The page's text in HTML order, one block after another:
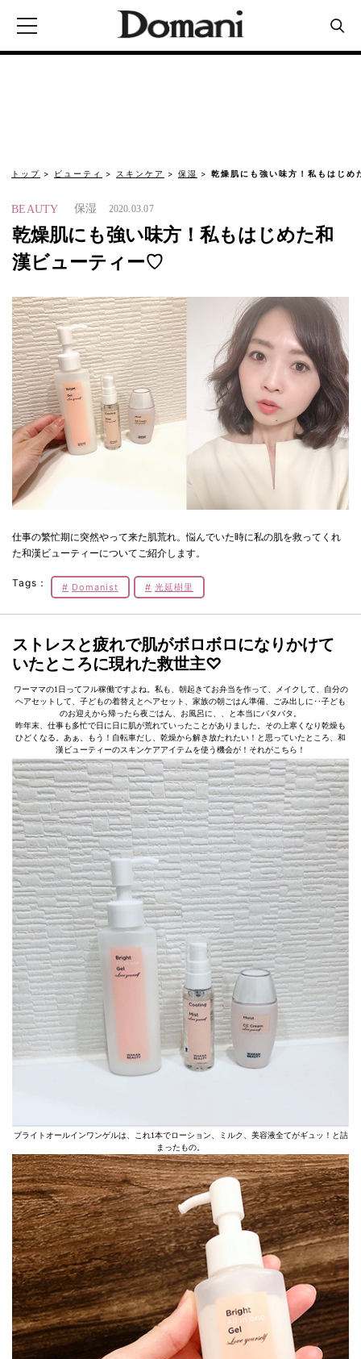
トップ ビューティ スキンケア 保湿 乾燥肌にも強い味方！私もはじ
BEAUTY 保湿 2020.03.07
乾燥肌にも強い味方！私もはじめた和
漢ビューティー♡
仕事の繁忙期に突然やって来た肌荒れ。悩んでいた時に私の肌を救ってくれ
た和漢ビューティーについてご紹介します。
Tags： Domanist 光延樹里
ストレスと疲れで肌がボロボロになりかけて
いたところに現れた救世主♡
ワーママの1日ってフル稼働ですよね。私も、朝起きてお弁当を作って、メイクして、自分の
ヘアセットして、子どもの着替えとヘアセット、家族の朝ごはん準備、ごみ出しに‥子ども
のお迎えから帰ったら夜ごはん、お風呂に、、と本当にバタバタ。
昨年末、仕事も多忙で日に日に肌が荒れていったことがありました。その上寒くなり乾燥も
ひどくなる。あぁ、もう！自転車だし、乾燥から解き放たれたい！と思っていたところ、和
漢ビューティーのスキンケアアイテムを使う機会が！それがこちら！
ブライトオールインワンゲルは、これ1本でローション、ミルク、美容液全てがギュッ！と詰
まったもの。